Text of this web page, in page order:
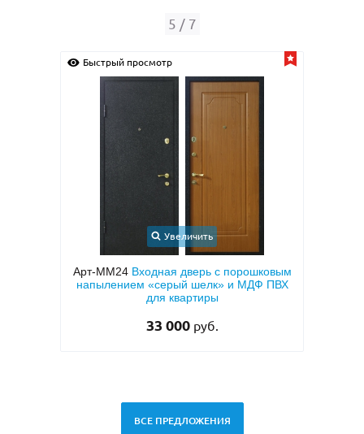
5 / 7
Быстрый просмотр
Увеличить
Арт-ММ24 Входная дверь с порошковым
напылением «серый шелк» и МДФ ПВХ
для квартиры
33 000 руб.
ВСЕ ПРЕДЛОЖЕНИЯ